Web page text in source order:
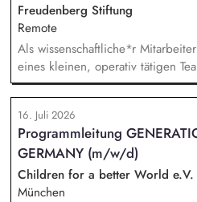
Freudenberg Stiftung
Remote
Als wissenschaftliche*r
eines kleinen, operativ tätigen
klaren Programmatik langfristig
implementiert. Sie unterstützen
Umsetzung der
die
übersetzen wissenschaftliche
alltagsangebundene
Stiftungsprogrammatik.
16. Juli 2026
Programmleitung
GERMANY (m/w/d)
Children for a better World e.V.
München